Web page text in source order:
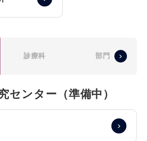
診療科 部門
センター（準備中）